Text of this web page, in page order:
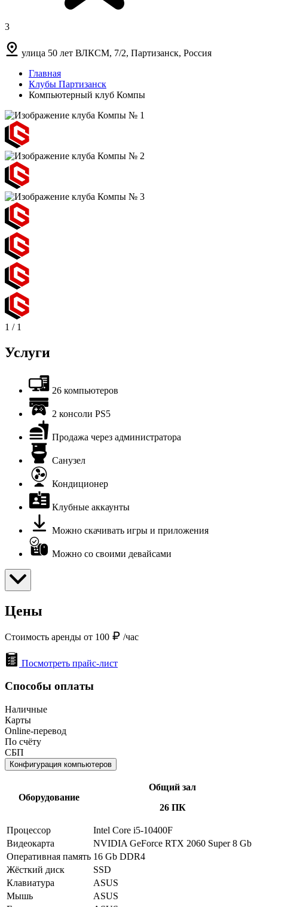
3
улица 50 лет ВЛКСМ, 7/2, Партизанск, Россия
Главная
Клубы Партизанск
Компьютерный клуб Компы
1 / 1
Услуги
26 компьютеров
2 консоли PS5
Продажа через администратора
Санузел
Кондиционер
Клубные аккаунты
Можно скачивать игры и приложения
Можно со своими девайсами
Цены
Стоимость аренды от 100 /час
Посмотреть прайс-лист
Способы оплаты
Наличные
Карты
Online-перевод
По счёту
СБП
Конфигурация компьютеров
Оборудование
Общий зал
26 ПК
Процессор
Intel Core i5-10400F
Видеокарта
NVIDIA GeForce RTX 2060 Super 8 Gb
Оперативная память 16 Gb DDR4
Жёсткий диск
SSD
Клавиатура
ASUS
Мышь
ASUS